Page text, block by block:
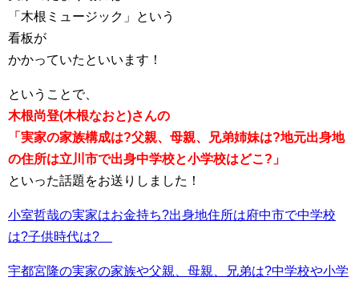
「木根ミュージック」という
看板が
かかっていたといいます！
ということで、
木根尚登(木根なおと)さんの
「実家の家族構成は?父親、母親、兄弟姉妹は?地元出身地
の住所は立川市で出身中学校と小学校はどこ?」
といった話題をお送りしました！
小室哲哉の実家はお金持ち?出身地住所は府中市で中学校
は?子供時代は?
宇都宮隆の実家の家族や父親、母親、兄弟は?中学校や小学